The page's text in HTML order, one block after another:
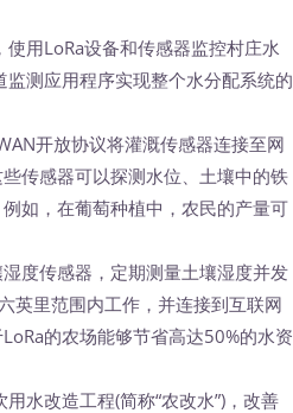
用LoRa设备和传感器监控村庄水
测应用程序实现整个水分配系统的
开放协议将灌溉传感器连接至网
传感器可以探测水位、土壤中的铁
如，在葡萄种植中，农民的产量可
度传感器，定期测量土壤湿度并发
英里范围内工作，并连接到互联网
的农场能够节省高达50%的水资
水改造工程(简称“农改水”)，改善